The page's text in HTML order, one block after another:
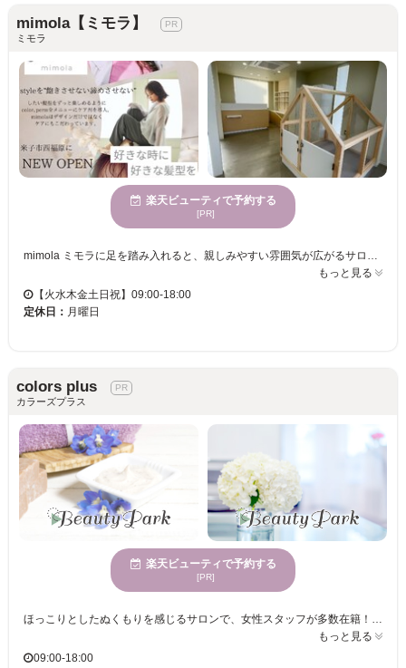
mimola【ミモラ】
ミモラ
楽天ビューティで予約する
[PR]
mimola ミモラに足を踏み入れると、親しみやすい雰囲気が広がるサロンです。居心地の良さが魅力で、お客様のライフスタイルに合わせたスタイルを提供しています。パーマが得意で、多様なニーズに応えるデザイン提案を行っています。mimola ミモラは、年齢を問わず様々な方に利用されているので、誰もが自分に合ったスタイリングを楽しめます。さらに、お子様連れの方にも安心してご来店いただけるホスピタリティを備えています。駐車場完備でお車でのご来店も便利。カード払いにも対応しているため、スムーズなお会計も可能です。日常の喧騒を忘れられるサロンで、あなたの新しい魅力を引き出す時間をお過ごしください。
もっと見る
【火水木金土日祝】09:00-18:00
定休日： 月曜日
colors plus
カラーズプラス
楽天ビューティで予約する
[PR]
ほっこりとしたぬくもりを感じるサロンで、女性スタッフが多数在籍！幅広い世代に愛されるスタイルを提供！駐車場完備でクレジットカード利用可能だから気軽に来店しやすい！ colors plusは、心落ち着く居心地の良い空間でいつ訪れても親しみやすい雰囲気が魅力です。熟練の女性スタッフが多数在籍しており、丁寧な接客でお迎えします。世代を超えて多くの方にご来店いただいているため、どなたでも気軽に利用できるサロンです。お車でお越しの方には駐車場も完備されており、お支払いはクレジットカードも可能です。ともに心から満足できる時間をお届けしたいと考えています。あなたが理想とするスタイルを一緒に見つけましょう。
もっと見る
09:00-18:00